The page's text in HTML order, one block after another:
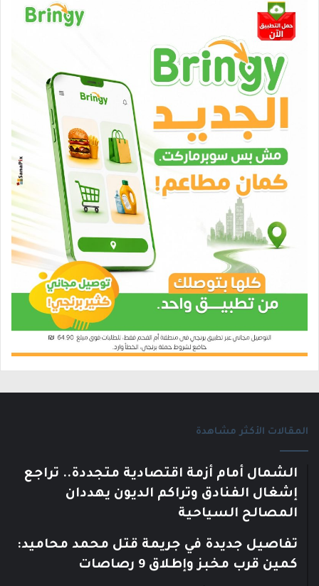
المقالات الأكثر مشاهدة
الشمال أمام أزمة اقتصادية متجددة.. تراجع
إشغال الفنادق وتراكم الديون يهددان
المصالح السياحية
تفاصيل جديدة في جريمة قتل محمد محاميد:
كمين قرب مخبز وإطلاق 9 رصاصات